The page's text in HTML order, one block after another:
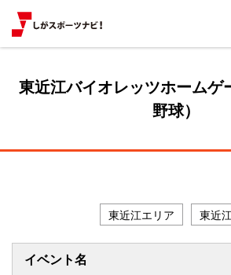
東近江バイオレッツホームゲ
野球）
東近江エリア 東近
イベント名